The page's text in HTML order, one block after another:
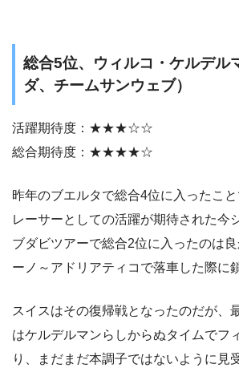
総合5位、ウィルコ・ケルデル
ダ、チームサンウェブ）
活躍期待度：★★★☆☆
総合期待度：★★★★☆
昨年のブエルタで総合4位に入ったこ
レーサーとしての活躍が期待された今
ブダビツアーで総合2位に入ったのは
ーノ～アドリアティコで落車した際に
スイスはその復帰戦となったのだが、
はケルデルマンらしからぬタイムでフ
り、まだまだ本調子ではないように見